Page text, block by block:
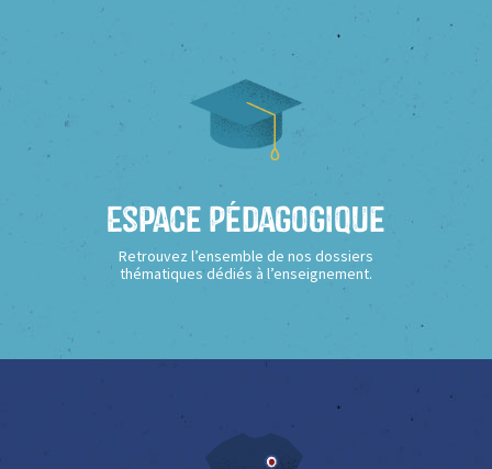
Espace Pédagogique
Retrouvez l’ensemble de nos dossiers
thématiques dédiés à l’enseignement.